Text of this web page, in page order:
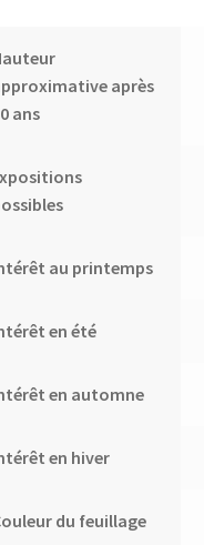
après
ans
au printemps
en été
en automne
en hiver
du feuillage